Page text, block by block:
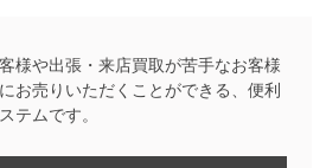
様や出張・来店買取が苦手なお客様
お売りいただくことができる、便利
テムです。